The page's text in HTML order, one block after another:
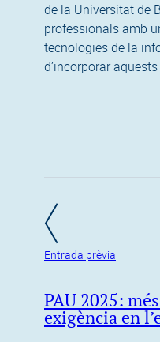
de la Universitat de
professionals amb
tecnologies de la
d’incorporar
Entrada prèvia
PAU 2025:
exigència en